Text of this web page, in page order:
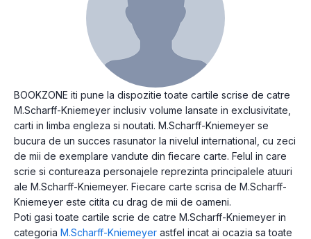
BOOKZONE iti pune la dispozitie toate cartile scrise de catre
M.Scharff-Kniemeyer inclusiv volume lansate in exclusivitate,
carti in limba engleza si noutati. M.Scharff-Kniemeyer se
bucura de un succes rasunator la nivelul international, cu zeci
de mii de exemplare vandute din fiecare carte. Felul in care
scrie si contureaza personajele reprezinta principalele atuuri
ale M.Scharff-Kniemeyer. Fiecare carte scrisa de M.Scharff-
Kniemeyer este citita cu drag de mii de oameni.
Poti gasi toate cartile scrie de catre M.Scharff-Kniemeyer in
categoria M.Scharff-Kniemeyer astfel incat ai ocazia sa toate